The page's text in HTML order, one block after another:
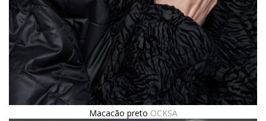
Macacão preto OCKSA